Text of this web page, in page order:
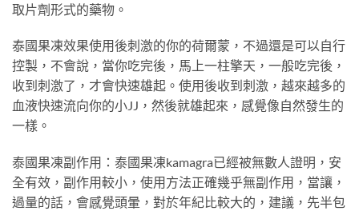
取片劑形式的藥物。
泰國果凍效果使用後刺激的你的荷爾蒙，不過還是可以自行
控製，不會說，當你吃完後，馬上一柱擎天，一般吃完後，
收到刺激了，才會快速雄起。使用後收到刺激，越來越多的
血液快速流向你的小JJ，然後就雄起來，感覺像自然發生的
一樣。
泰國果凍副作用：泰國果凍kamagra已經被無數人證明，安
全有效，副作用較小，使用方法正確幾乎無副作用，當讓，
過量的話，會感覺頭暈，對於年紀比較大的，建議，先半包